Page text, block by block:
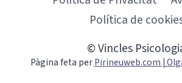
Política de
© Vincles
Pàgina feta perPirineuweb.com |